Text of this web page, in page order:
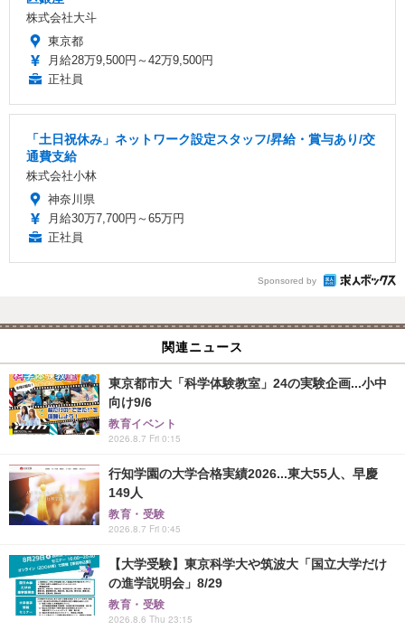
株式会社大斗
東京都
月給28万9,500円～42万9,500円
正社員
「土日祝休み」ネットワーク設定スタッフ/昇給・賞与あり/交
通費支給
株式会社小林
神奈川県
月給30万7,700円～65万円
正社員
Sponsored by
関連ニュース
東京都市大「科学体験教室」24の実験企画...小中
向け9/6
教育イベント
2026.8.7 Fri 0:15
行知学園の大学合格実績2026...東大55人、早慶
149人
教育・受験
2026.8.7 Fri 0:45
【大学受験】東京科学大や筑波大「国立大学だけ
の進学説明会」8/29
教育・受験
2026.8.6 Thu 23:15